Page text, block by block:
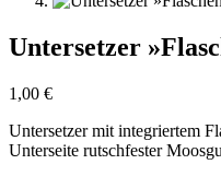
Untersetzer
1,00 €
Untersetzer mit integriertem
Unterseite rutschfester